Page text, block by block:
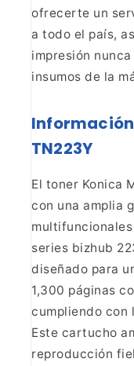
ofrecerte un
a todo el país,
impresión
insumos de la
TN223Y
El toner Konica
con una amplia
series bizhub
diseñado para
1,300 páginas
cumpliendo con
Este cartucho
reproducción